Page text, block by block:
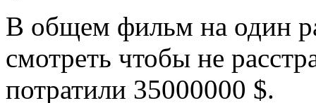
В общем фильм на один
смотреть чтобы не
потратили 35000000 $.